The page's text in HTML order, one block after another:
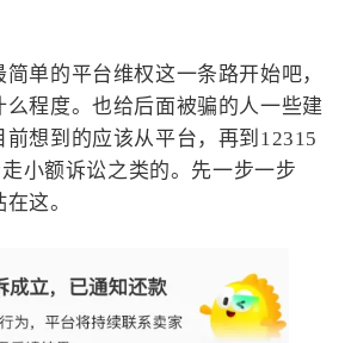
单的平台维权这一条路开始吧，
程度。也给后面被骗的人一些建
想到的应该从平台，再到12315
小额诉讼之类的。先一步一步
这。